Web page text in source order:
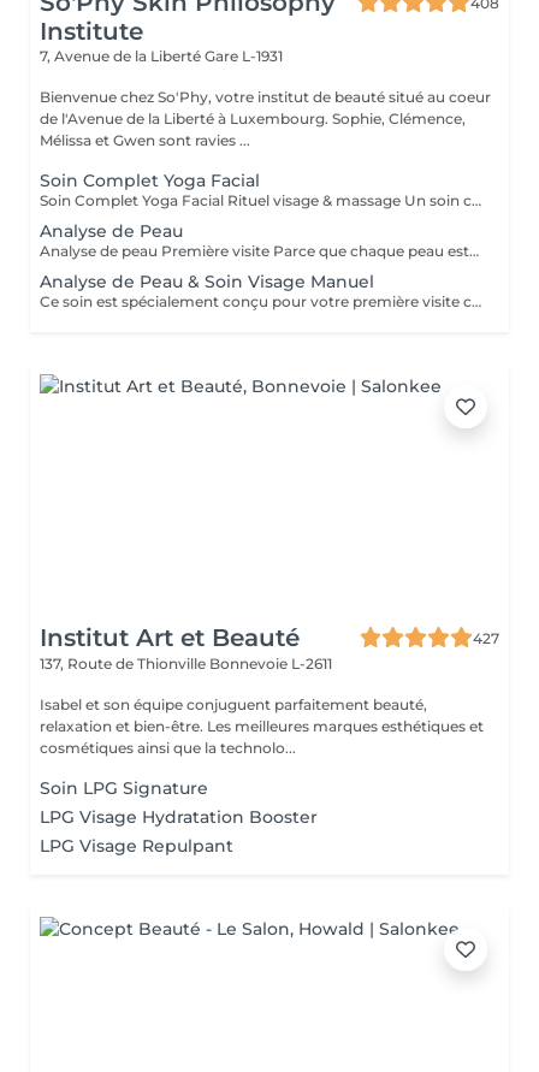
Institute
7, Avenue de la Liberté Gare L-1931
Bienvenue chez So'Phy, votre institut de beauté situé au coeur
de l'Avenue de la Liberté à Luxembourg. Sophie, Clémence,
Mélissa et Gwen sont ravies ...
Soin Complet Yoga Facial
Soin Complet Yoga Facial Rituel visage & massage Un soin complet qui associe les étapes essentielles d'un soin du visage à la puissance du Massage Yoga Facial. Après un nettoyage en profondeur, une exfoliation et un travail ciblé de la peau, le massage vient stimuler les muscles, relancer les circulations et relâcher les tensions du visage. Ce rituel se poursuit par l'application de soins adaptés afin d'hydrater, rééquilibrer et révéler l'éclat naturel de votre peau. Le visage paraît plus lisse, plus lumineux et naturellement redessiné. Un soin idéal pour celles et ceux qui souhaitent allier efficacité, relaxation et résultats visibles. Comme chaque soin chez So'Phy, le protocole est adapté en fonction des besoins de votre peau.
Analyse de Peau
Analyse de peau Première visite Parce que chaque peau est unique, toute première visite commence par une analyse approfondie. Ce diagnostic permet de comprendre l'état de votre peau, ses besoins réels et les déséquilibres éventuels, afin d'adapter votre soin de manière précise et personnalisée. À l'aide d'un appareil de diagnostic et de l'expertise de votre Skin Coach, nous prenons le temps d'observer, d'échanger et de vous guider vers les solutions les plus adaptées. Ce premier rendez-vous est une étape essentielle pour vous offrir des soins réellement efficaces et des résultats durables.
Analyse de Peau & Soin Visage Manuel
Ce soin est spécialement conçu pour votre première visite chez So’Phy. Il débute par une analyse approfondie de votre peau afin de comprendre ses besoins réels et d’identifier les déséquilibres éventuels. Le soin du visage est ensuite entièrement personnalisé et réalisé exclusivement avec des techniques manuelles, adaptées à votre peau et aux résultats souhaités. Chaque étape est pensée pour rééquilibrer la peau, relancer les fonctions naturelles et offrir un moment de détente profonde. Ce premier rendez-vous vous permet de bénéficier d’un soin ciblé, de conseils personnalisés et d’une prise en charge complète.
Institut Art et Beauté
427
137, Route de Thionville Bonnevoie L-2611
Isabel et son équipe conjuguent parfaitement beauté,
relaxation et bien-être. Les meilleures marques esthétiques et
cosmétiques ainsi que la technolo...
Soin LPG Signature
LPG Visage Hydratation Booster
LPG Visage Repulpant